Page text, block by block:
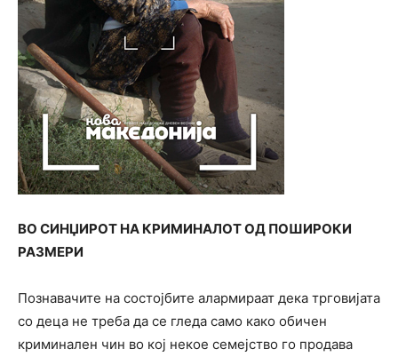
ВО СИНЏИРОТ НА КРИМИНАЛОТ ОД ПОШИРОКИ
РАЗМЕРИ
Познавачите на состојбите алармираат дека трговијата
со деца не треба да се гледа само како обичен
криминален чин во кој некое семејство го продава